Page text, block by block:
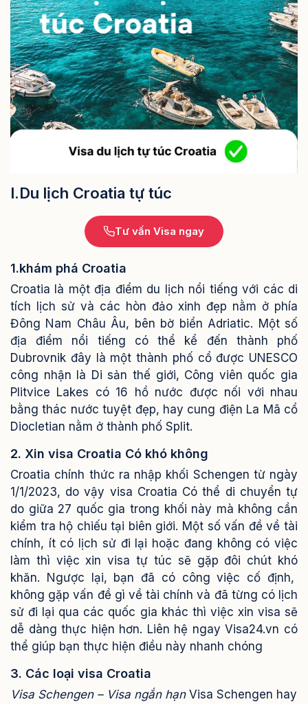
I.Du lịch Croatia tự túc
Tư vấn Visa ngay
1.khám phá Croatia
Croatia là một địa điểm du lịch nổi tiếng với các di
tích lịch sử và các hòn đảo xinh đẹp nằm ở phía
Đông Nam Châu Âu, bên bờ biển Adriatic. Một số
địa điểm nổi tiếng có thể kể đến thành phố
Dubrovnik đây là một thành phố cổ được UNESCO
công nhận là Di sản thế giới, Công viên quốc gia
Plitvice Lakes có 16 hồ nước được nối với nhau
bằng thác nước tuyệt đẹp, hay cung điện La Mã cổ
Diocletian nằm ở thành phố Split.
2. Xin visa Croatia Có khó không
Croatia chính thức ra nhập khối Schengen từ ngày
1/1/2023, do vậy visa Croatia Có thể di chuyển tự
do giữa 27 quốc gia trong khối này mà không cần
kiểm tra hộ chiếu tại biên giới. Một số vấn đề về tài
chính, ít có lịch sử đi lại hoặc đang không có việc
làm thì việc xin visa tự túc sẽ gặp đôi chút khó
khăn. Ngược lại, bạn đã có công việc cố định,
không gặp vấn đề gì về tài chính và đã từng có lịch
sử đi lại qua các quốc gia khác thì việc xin visa sẽ
dễ dàng thực hiện hơn. Liên hệ ngay Visa24.vn có
thể giúp bạn thực hiện điều này nhanh chóng
3. Các loại visa Croatia
Visa Schengen – Visa ngắn hạn Visa Schengen hay